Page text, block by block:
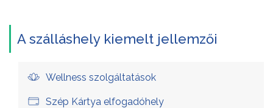
A szálláshely kiemelt jellemzői
Wellness szolgáltatások
Szép Kártya elfogadóhely